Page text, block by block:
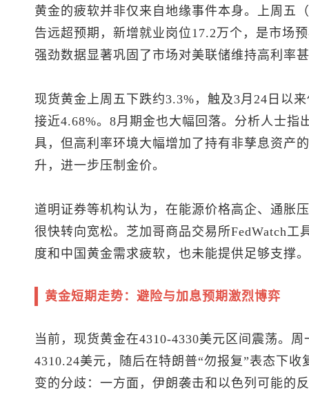
黄金的疲软并非仅来自地缘事件本身。上周五
告远超预期，新增就业岗位17.2万个，是市场
强劲数据显著巩固了市场对美联储维持高利率
现货黄金 上周五下跌约3.3%，触及3月24日以
接近4.68%。8月期金也大幅回落。分析人士指
具，但高利率环境大幅增加了持有非孳息资产
升，进一步压制金价。
道明证券等机构认为，在能源价格高企、通胀
很快转向宽松。芝加哥商品交易所FedWatch工
度和中国黄金需求疲软，也未能提供足够支撑。
黄金短期走势：避险与加息预期激烈博弈
当前， 现货黄金在4310-4330美元区间震荡。
4310.24美元，随后在特朗普“勿报复”表态下
变的分歧：一方面，伊朗袭击和以色列可能的